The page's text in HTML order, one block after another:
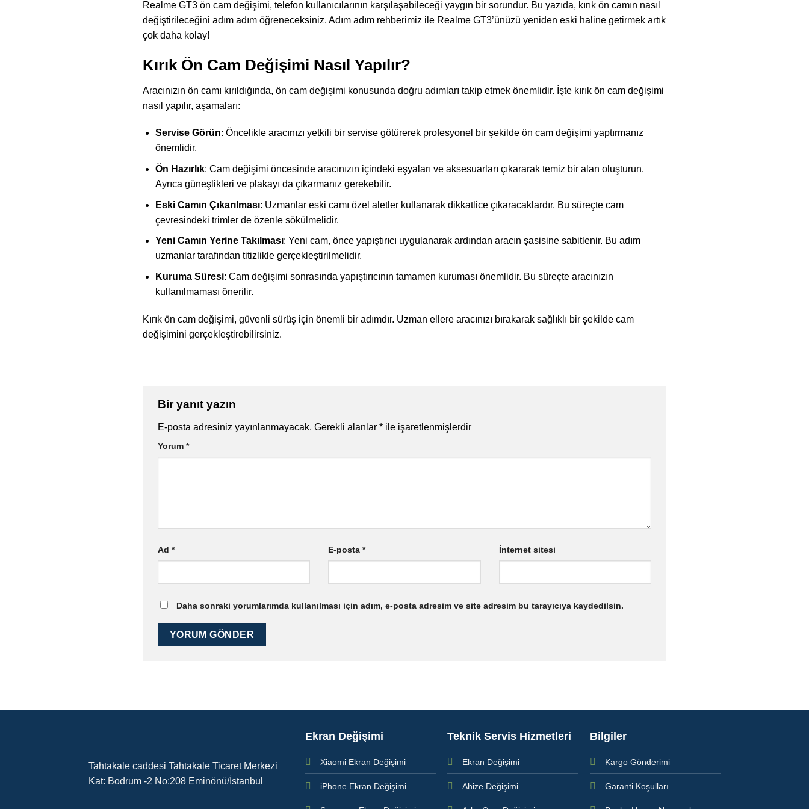
Realme GT3 ön cam değişimi, telefon kullanıcılarının karşılaşabileceği yaygın bir sorundur. Bu yazıda, kırık ön camın nasıl
değiştirileceğini adım adım öğreneceksiniz. Adım adım rehberimiz ile Realme GT3’ünüzü yeniden eski haline getirmek artık
çok daha kolay!
Kırık Ön Cam Değişimi Nasıl Yapılır?
Aracınızın ön camı kırıldığında, ön cam değişimi konusunda doğru adımları takip etmek önemlidir. İşte kırık ön cam değişimi
nasıl yapılır, aşamaları:
Servise Görün: Öncelikle aracınızı yetkili bir servise götürerek profesyonel bir şekilde ön cam değişimi yaptırmanız
önemlidir.
Ön Hazırlık: Cam değişimi öncesinde aracınızın içindeki eşyaları ve aksesuarları çıkararak temiz bir alan oluşturun.
Ayrıca güneşlikleri ve plakayı da çıkarmanız gerekebilir.
Eski Camın Çıkarılması: Uzmanlar eski camı özel aletler kullanarak dikkatlice çıkaracaklardır. Bu süreçte cam
çevresindeki trimler de özenle sökülmelidir.
Yeni Camın Yerine Takılması: Yeni cam, önce yapıştırıcı uygulanarak ardından aracın şasisine sabitlenir. Bu adım
uzmanlar tarafından titizlikle gerçekleştirilmelidir.
Kuruma Süresi: Cam değişimi sonrasında yapıştırıcının tamamen kuruması önemlidir. Bu süreçte aracınızın
kullanılmaması önerilir.
Kırık ön cam değişimi, güvenli sürüş için önemli bir adımdır. Uzman ellere aracınızı bırakarak sağlıklı bir şekilde cam
değişimini gerçekleştirebilirsiniz.
Bir yanıt yazın
E-posta adresiniz yayınlanmayacak. Gerekli alanlar * ile işaretlenmişlerdir
Yorum *
Ad * E-posta* İnternet sitesi
Daha sonraki yorumlarımda kullanılması için adım, e-posta adresim ve site adresim bu tarayıcıya kaydedilsin.
Tahtakale caddesi Tahtakale Ticaret Merkezi
Kat: Bodrum -2 No:208 Eminönü/İstanbul
Ekran Değişimi
Xiaomi Ekran Değişimi
iPhone Ekran Değişimi
Teknik Servis Hizmetleri
Ekran Değişimi
Ahize Değişimi
Bilgiler
Kargo Gönderimi
Garanti Koşulları